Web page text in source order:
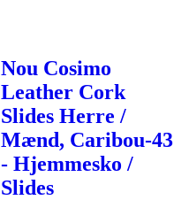
Nou Cosimo
Leather Cork
Slides Herre /
Mænd, Caribou-43
- Hjemmesko /
Slides